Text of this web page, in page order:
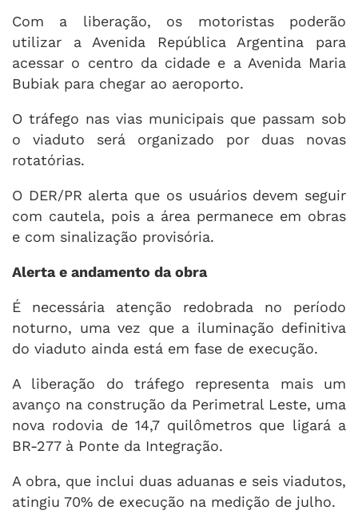
Com a liberação, os motoristas poderão
utilizar a Avenida República Argentina para
acessar o centro da cidade e a Avenida Maria
Bubiak para chegar ao aeroporto.
O tráfego nas vias municipais que passam sob
o viaduto será organizado por duas novas
rotatórias.
O DER/PR alerta que os usuários devem seguir
com cautela, pois a área permanece em obras
e com sinalização provisória.
Alerta e andamento da obra
É necessária atenção redobrada no período
noturno, uma vez que a iluminação definitiva
do viaduto ainda está em fase de execução.
A liberação do tráfego representa mais um
avanço na construção da Perimetral Leste, uma
nova rodovia de 14,7 quilômetros que ligará a
BR-277 à Ponte da Integração.
A obra, que inclui duas aduanas e seis viadutos,
atingiu 70% de execução na medição de julho.